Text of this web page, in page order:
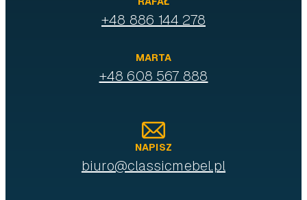
+48 886 144 278
MARTA
+48 608 567 888
NAPISZ
biuro@classicmebel.pl